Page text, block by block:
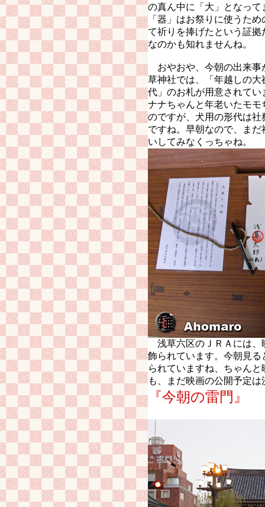
の真ん中に「大」となっ
「器」はお祭りに使うた
て祈りを捧げたという証
なのかも知れませんね。
おやおや、今朝の出来事
草神社では、「年越しの
代」のお札が用意されて
ナナちゃんと年老いたモ
のですが、犬用の形代は
ですね。早朝なので、ま
いしてみなくっちゃね。
浅草六区のＪＲＡには、
飾られています。今朝見
られていますね、ちゃん
も、まだ映画の公開予定
『今朝の雷門』